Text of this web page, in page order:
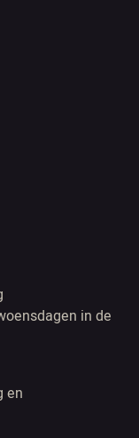
in de
en